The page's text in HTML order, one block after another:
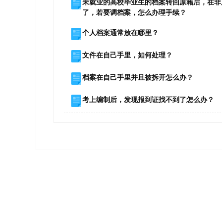
未就业的高校毕业生的档案转回原籍后，在
了，若要调档案，怎么办理手续？
个人档案通常放在哪里？
文件在自己手里，如何处理？
档案在自己手里并且被拆开怎么办？
考上编制后，发现报到证找不到了怎么办？